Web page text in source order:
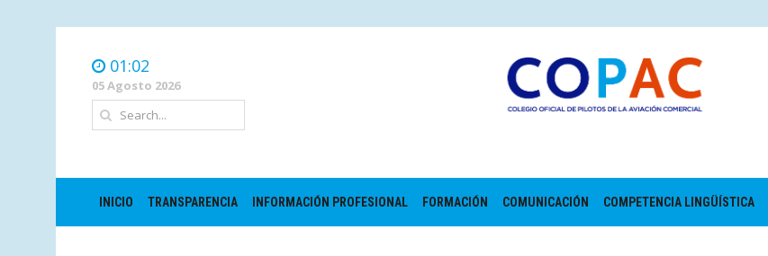
01:02
05 Agosto 2026
INICIO TRANSPARENCIA INFORMACIÓN PROFESIONAL FORMACIÓN COMUNICACIÓN COMPETENCIA LINGÜÍSTICA